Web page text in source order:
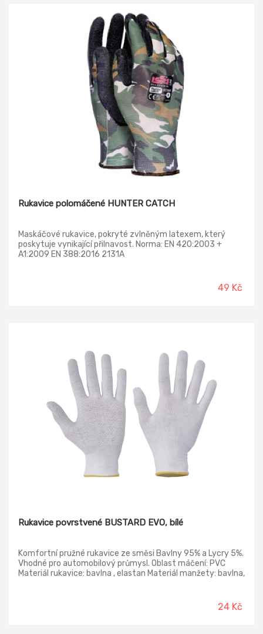
Rukavice polomáčené HUNTER CATCH
Maskáčové rukavice, pokryté zvlněným latexem, který
poskytuje vynikající přilnavost. Norma: EN 420:2003 +
A1:2009 EN 388:2016 2131A
49 Kč
Rukavice povrstvené BUSTARD EVO, bílé
Komfortní pružné rukavice ze směsi Bavlny 95% a Lycry 5%.
Vhodné pro automobilový průmysl. Oblast máčení: PVC
Materiál rukavice: bavlna , elastan Materiál manžety: bavlna,
24 Kč